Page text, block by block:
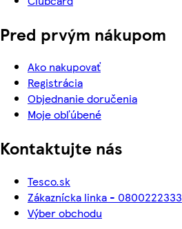
Pred prvým nákupom
Ako nakupovať
Registrácia
Objednanie doručenia
Moje obľúbené
Kontaktujte nás
Tesco.sk
Zákaznícka linka - 0800222333
Výber obchodu